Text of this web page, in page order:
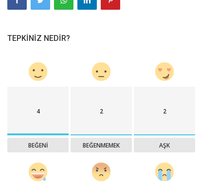
TEPKINIZ NEDIR?
4
BEĞENI
2
BEĞENMEMEK
2
AŞK